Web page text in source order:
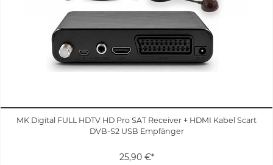
MK Digital FULL HDTV HD Pro SAT Receiver + HDMI Kabel Scart
DVB-S2 USB Empfänger
25,90 €*